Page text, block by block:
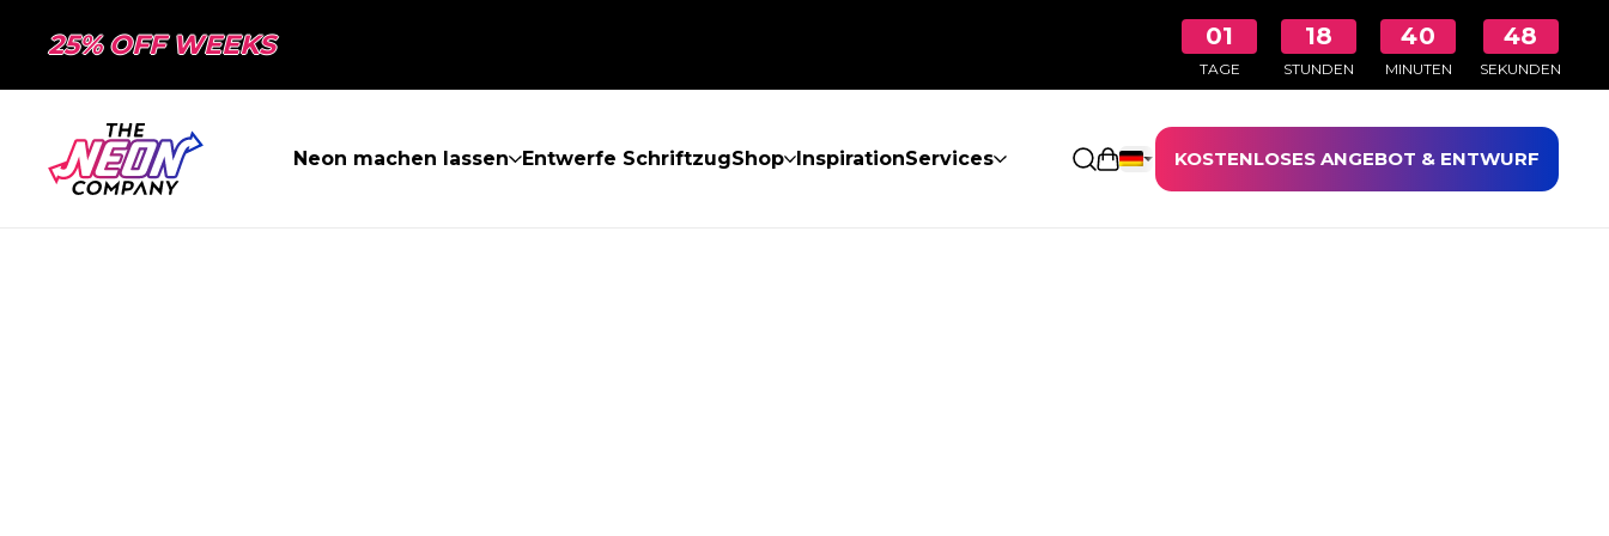
25% OFF WEEKS 01
TAGE
18
STUNDEN
40
MINUTEN
48
SEKUNDEN
Neon machen lassen Entwerfe SchriftzugShop InspirationServices Einkaufswagen öffnen
KOSTENLOSES ANGEBOT & ENTWURF